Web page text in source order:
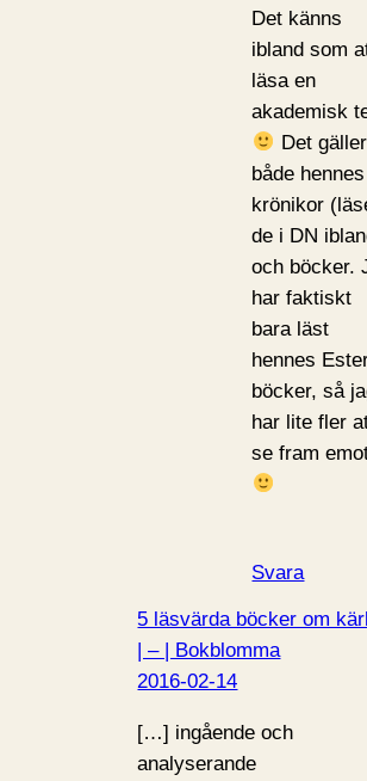
Det känns
ibland som
läsa en
akademisk
Det gäller
både hennes
krönikor
de i DN
och böcker.
har faktiskt
bara läst
hennes
böcker, så
har lite fler
se fram
Svara
5 läsvärda böcker om
| – | Bokblomma
2016-02-14
[…] ingående och
analyserande